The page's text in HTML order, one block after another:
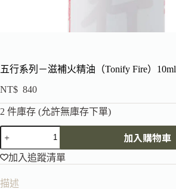
五行系列－滋補火精油（Tonify Fire）10ml
NT$ 840
2 件庫存 (允許無庫存下單)
加入購物車
加入追蹤清單
描述